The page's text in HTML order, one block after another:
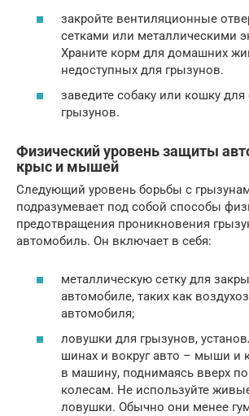
закройте вентиляционные
сетками или металлическими
Храните корм для домашних
недоступных для грызунов.
заведите собаку или кошку для
грызунов.
Физический уровень защиты
крыс и мышей
Следующий уровень борьбы с
подразумевает под собой способы
предотвращения проникновения
автомобиль. Он включает в себя:
металлическую сетку для
автомобиле, таких как
автомобиля;
ловушки для грызунов,
шинах и вокруг авто – мыши и
в машину, поднимаясь вверх
колесам. Не используйте
ловушки. Обычно они менее